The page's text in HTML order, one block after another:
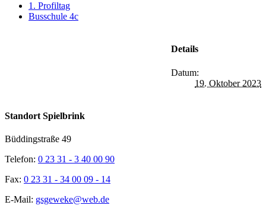
1. Profiltag
Busschule 4c
Details
Datum:
19. Oktober 2023
Standort Spielbrink
Büddingstraße 49
Telefon: 0 23 31 - 3 40 00 90
Fax: 0 23 31 - 34 00 09 - 14
E-Mail: gsgeweke@web.de